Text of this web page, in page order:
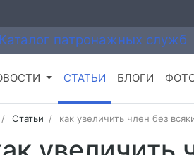
СТАТЬИ БЛОГИ
Статьи как увеличить член без